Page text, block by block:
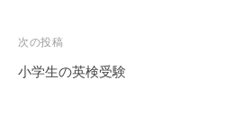
ビ
ゲ
次の投稿
小学生の英検受験